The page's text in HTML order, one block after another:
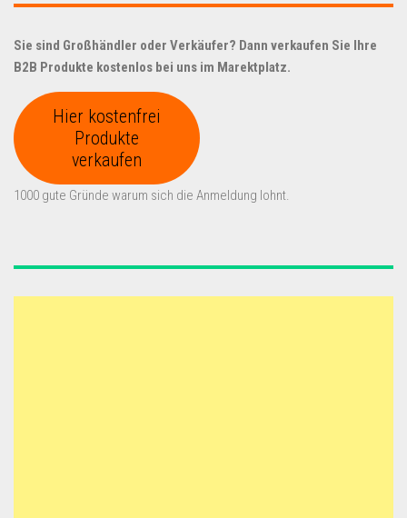
Sie sind Großhändler oder Verkäufer? Dann verkaufen Sie Ihre
B2B Produkte kostenlos bei uns im Marektplatz.
Hier kostenfrei
Produkte
verkaufen
1000 gute Gründe warum sich die Anmeldung lohnt.